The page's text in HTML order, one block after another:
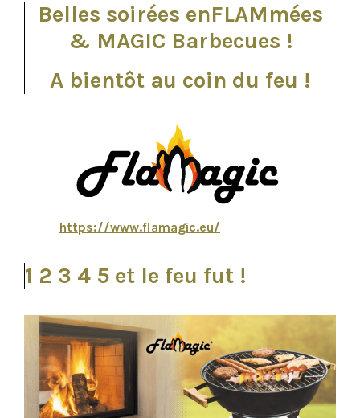
Belles soirées enFLAMmées
& MAGIC Barbecues !
A bientôt au coin du feu !
https://www.flamagic.eu/
1 2 3 4 5 et le feu fut !